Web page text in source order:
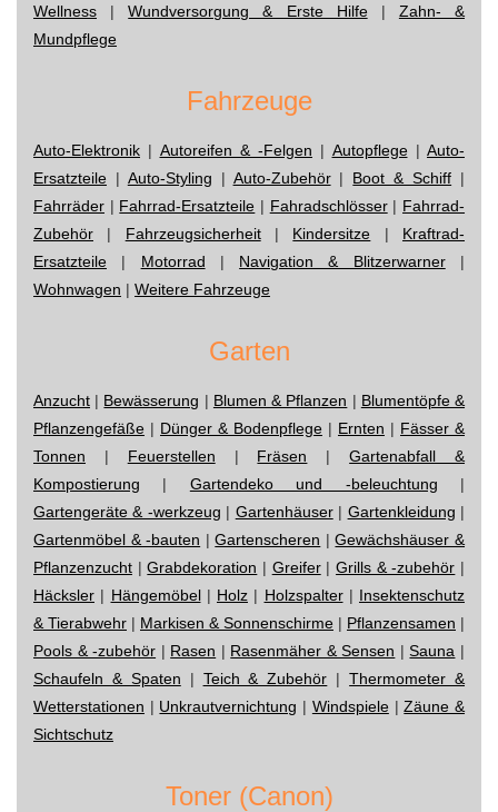
Wellness |Wundversorgung & Erste Hilfe| Zahn- &
Mundpflege
Fahrzeuge
Auto-Elektronik | Autoreifen & -Felgen | Autopflege| Auto-
Ersatzteile | Auto-Styling | Auto-Zubehör| Boot & Schiff |
Fahrräder | Fahrrad-Ersatzteile | Fahradschlösser| Fahrrad-
Zubehör | Fahrzeugsicherheit| Kindersitze | Kraftrad-
Ersatzteile | Motorrad | Navigation & Blitzerwarner|
Wohnwagen | Weitere Fahrzeuge
Garten
Anzucht | Bewässerung | Blumen & Pflanzen | Blumentöpfe &
Pflanzengefäße | Dünger & Bodenpflege | Ernten | Fässer &
Tonnen | Feuerstellen | Fräsen |Gartenabfall &
Kompostierung | Gartendeko und -beleuchtung |
Gartengeräte & -werkzeug | Gartenhäuser| Gartenkleidung |
Gartenmöbel & -bauten |Gartenscheren |Gewächshäuser &
Pflanzenzucht |Grabdekoration | Greifer|Grills & -zubehör |
Häcksler | Hängemöbel| Holz | Holzspalter| Insektenschutz
& Tierabwehr | Markisen & Sonnenschirme | Pflanzensamen |
Pools & -zubehör | Rasen | Rasenmäher & Sensen |Sauna |
Schaufeln & Spaten | Teich & Zubehör |Thermometer &
Wetterstationen | Unkrautvernichtung | Windspiele|Zäune &
Sichtschutz
Toner (Canon)